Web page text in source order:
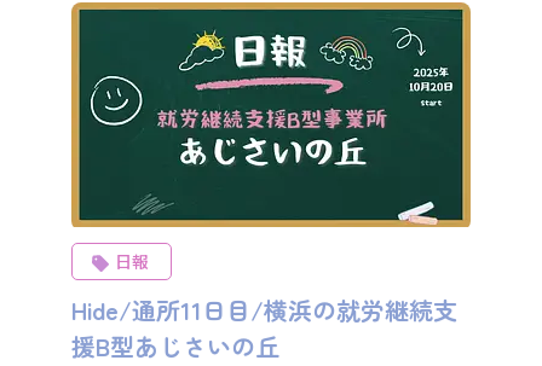
日報
Hide/通所11日目/横浜の就労継続支
援B型あじさいの丘